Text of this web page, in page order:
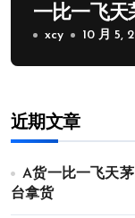
一比一飞天
xcy 10 月 5,
近期文章
A货一比一飞天
台拿货